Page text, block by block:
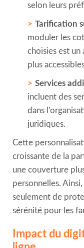
selon leurs
Tarification
moduler les
choisies est un
plus
Services
incluent des
dans
juridiques.
Cette
croissante de la
une couverture
personnelles.
seulement de
sérénité pour les
Impact du